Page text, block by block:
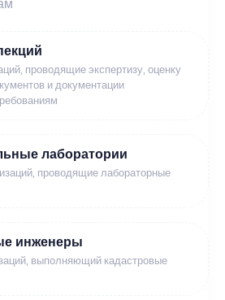
проводящие экспертизу, оценку
и документации
лаборатории
проводящие лабораторные
инженеры
выполняющий кадастровые